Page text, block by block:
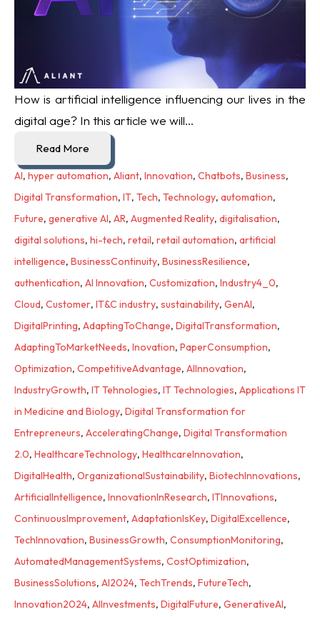
How is artificial intelligence influencing our lives in the
digital age? In this article we will...
Read More
AI, hyper automation, Aliant, Innovation, Chatbots, Business,
Digital Transformation, IT, Tech, Technology, automation,
Future, generative AI, AR, Augmented Reality, digitalisation,
digital solutions, hi-tech, retail, retail automation, artificial
intelligence, BusinessContinuity, BusinessResilience,
authentication, AI Innovation, Customization, Industry4_0,
Cloud, Customer, IT&C industry, sustainability, GenAI,
DigitalPrinting, AdaptingToChange, DigitalTransformation,
AdaptingToMarketNeeds, Inovation, PaperConsumption,
Optimization, CompetitiveAdvantage, AIInnovation,
IndustryGrowth, IT Tehnologies, IT Technologies, Applications IT
in Medicine and Biology, Digital Transformation for
Entrepreneurs, AcceleratingChange, Digital Transformation
2.0, HealthcareTechnology, HealthcareInnovation,
DigitalHealth, OrganizationalSustainability, BiotechInnovations,
ArtificialIntelligence, InnovationInResearch, ITInnovations,
ContinuousImprovement, AdaptationIsKey, DigitalExcellence,
TechInnovation, BusinessGrowth, ConsumptionMonitoring,
AutomatedManagementSystems, CostOptimization,
BusinessSolutions, AI2024, TechTrends, FutureTech,
Innovation2024, AIInvestments, DigitalFuture, GenerativeAI,